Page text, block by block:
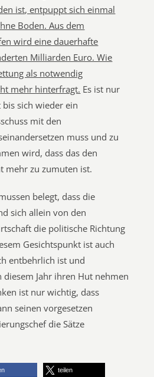
ist, entpuppt sich einmal
Boden. Aus dem
wird eine dauerhafte
Milliarden Euro. Wie
als notwendig
mehr hinterfragt. Es ist nur
bis sich wieder ein
mit den
muss und zu
wird, dass das den
mehr zu zumuten ist.
belegt, dass die
sich allein von den
die politische Richtung
Gesichtspunkt ist auch
entbehrlich ist und
Jahr ihren Hut nehmen
ist nur wichtig, dass
seinen vorgesetzen
die Sätze
teilen